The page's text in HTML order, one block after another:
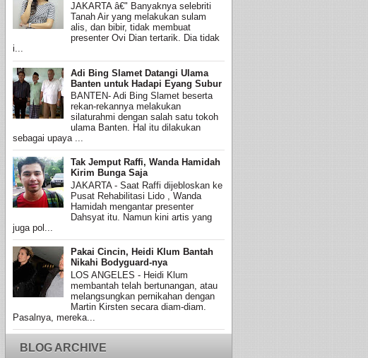
JAKARTA â€" Banyaknya selebriti
Tanah Air yang melakukan sulam
alis, dan bibir, tidak membuat
presenter Ovi Dian tertarik. Dia tidak
i...
Adi Bing Slamet Datangi Ulama
Banten untuk Hadapi Eyang Subur
BANTEN- Adi Bing Slamet beserta
rekan-rekannya melakukan
silaturahmi dengan salah satu tokoh
ulama Banten. Hal itu dilakukan
sebagai upaya ...
Tak Jemput Raffi, Wanda Hamidah
Kirim Bunga Saja
JAKARTA - Saat Raffi dijebloskan ke
Pusat Rehabilitasi Lido , Wanda
Hamidah mengantar presenter
Dahsyat itu. Namun kini artis yang
juga pol...
Pakai Cincin, Heidi Klum Bantah
Nikahi Bodyguard-nya
LOS ANGELES - Heidi Klum
membantah telah bertunangan, atau
melangsungkan pernikahan dengan
Martin Kirsten secara diam-diam.
Pasalnya, mereka...
BLOG ARCHIVE